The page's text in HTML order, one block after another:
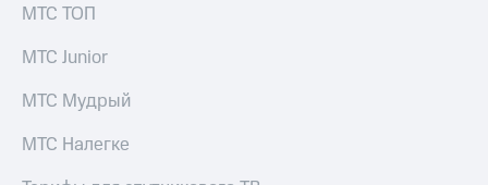
МТС ТОП
МТС Junior
МТС Мудрый
МТС Налегке